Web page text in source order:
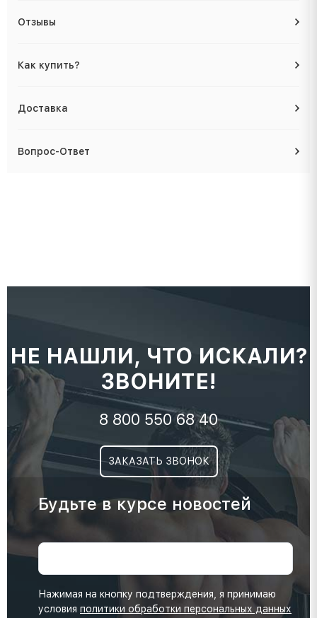
Отзывы
Как купить?
Доставка
Вопрос-Ответ
НЕ НАШЛИ, ЧТО ИСКАЛИ?
ЗВОНИТЕ!
8 800 550 68 40
ЗАКАЗАТЬ ЗВОНОК
Будьте в курсе новостей
Нажимая на кнопку подтверждения, я принимаю
условия политики обработки персональных данных